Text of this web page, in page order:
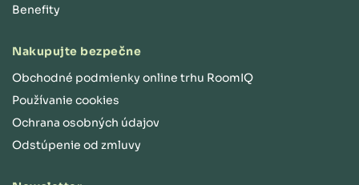
Benefity
Nakupujte bezpečne
Obchodné podmienky online trhu RoomIQ
Používanie cookies
Ochrana osobných údajov
Odstúpenie od zmluvy